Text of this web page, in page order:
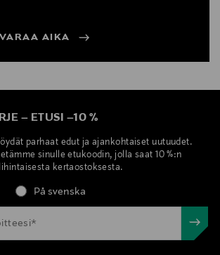
AIKA
– ETUSI –10 %
parhaat edut ja ajankohtaiset uutuudet.
sinulle etukoodin, jolla saat 10 %:n
kertaostoksesta.
På svenska